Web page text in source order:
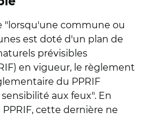
"lorsqu'une commune ou
est doté d'un plan de
prévisibles
en vigueur, le règlement
du PPRIF
aux feux". En
cette dernière ne